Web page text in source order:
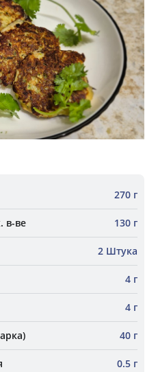
270 г
в-ве 130 г
2 Штука
4 г
4 г
40 г
0.5 г